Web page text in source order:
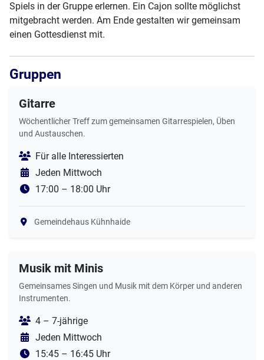
Spiels in der Gruppe erlernen. Ein Cajon sollte möglichst
mitgebracht werden. Am Ende gestalten wir gemeinsam
einen Gottesdienst mit.
Gruppen
Gitarre
Wöchentlicher Treff zum gemeinsamen Gitarrespielen, Üben
und Austauschen.
Für alle Interessierten
Jeden Mittwoch
17:00 – 18:00 Uhr
Gemeindehaus Kühnhaide
Musik mit Minis
Gemeinsames Singen und Musik mit dem Körper und anderen
Instrumenten.
4 – 7-jährige
Jeden Mittwoch
15:45 – 16:45 Uhr